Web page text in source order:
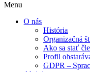
Menu
O nás
História
Organizačná
Ako sa stať
Profil
GDPR –